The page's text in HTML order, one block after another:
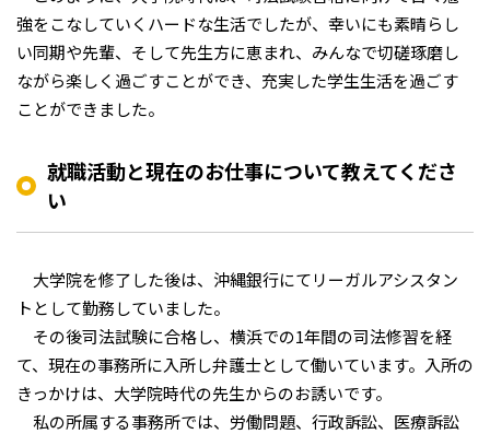
強をこなしていくハードな生活でしたが、幸いにも素晴らし
い同期や先輩、そして先生方に恵まれ、みんなで切磋琢磨し
ながら楽しく過ごすことができ、充実した学生生活を過ごす
ことができました。
就職活動と現在のお仕事について教えてくださ
い
大学院を修了した後は、沖縄銀行にてリーガルアシスタン
トとして勤務していました。
その後司法試験に合格し、横浜での1年間の司法修習を経
て、現在の事務所に入所し弁護士として働いています。入所の
きっかけは、大学院時代の先生からのお誘いです。
私の所属する事務所では、労働問題、行政訴訟、医療訴訟